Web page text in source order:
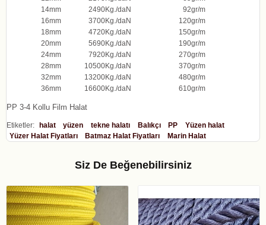
14mm 2490Kg./daN 92gr/m
16mm 3700Kg./daN 120gr/m
18mm 4720Kg./daN 150gr/m
20mm 5690Kg./daN 190gr/m
24mm 7920Kg./daN 270gr/m
28mm 10500Kg./daN 370gr/m
32mm 13200Kg./daN 480gr/m
36mm 16600Kg./daN 610gr/m
PP 3-4 Kollu Film Halat
Etiketler: halat yüzen tekne halatı Balıkçı PP
Yüzen halat
Yüzer Halat Fiyatları
Batmaz Halat Fiyatları Marin Halat
Siz De Beğenebilirsiniz